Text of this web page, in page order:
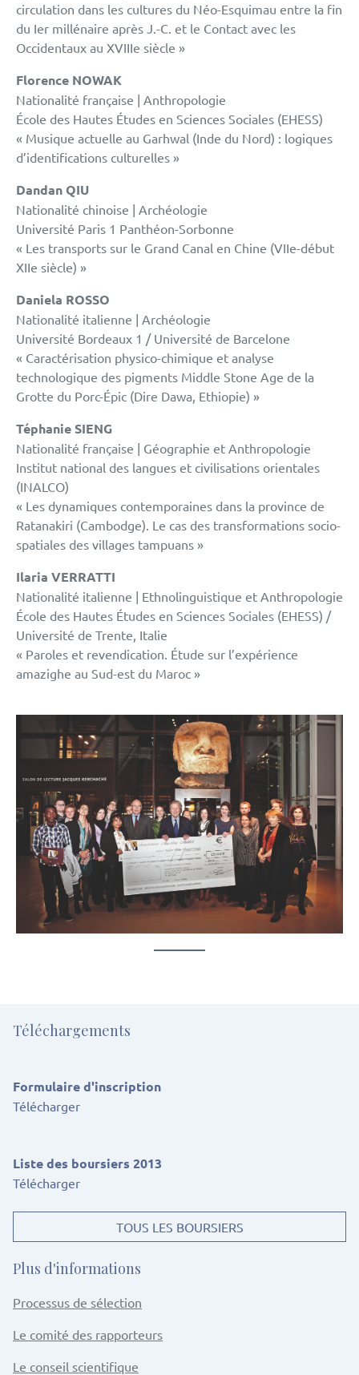
circulation dans les cultures du Néo-Esquimau entre la fin
du Ier millénaire après J.-C. et le Contact avec les
Occidentaux au XVIIIe siècle »
Florence NOWAK
Nationalité française | Anthropologie
École des Hautes Études en Sciences Sociales (EHESS)
« Musique actuelle au Garhwal (Inde du Nord) : logiques
d’identifications culturelles »
Dandan QIU
Nationalité chinoise | Archéologie
Université Paris 1 Panthéon-Sorbonne
« Les transports sur le Grand Canal en Chine (VIIe-début
XIIe siècle) »
Daniela ROSSO
Nationalité italienne | Archéologie
Université Bordeaux 1 / Université de Barcelone
« Caractérisation physico-chimique et analyse
technologique des pigments Middle Stone Age de la
Grotte du Porc-Épic (Dire Dawa, Ethiopie) »
Téphanie SIENG
Nationalité française | Géographie et Anthropologie
Institut national des langues et civilisations orientales
(INALCO)
« Les dynamiques contemporaines dans la province de
Ratanakiri (Cambodge). Le cas des transformations socio-
spatiales des villages tampuans »
Ilaria VERRATTI
Nationalité italienne | Ethnolinguistique et Anthropologie
École des Hautes Études en Sciences Sociales (EHESS) /
Université de Trente, Italie
« Paroles et revendication. Étude sur l’expérience
amazighe au Sud-est du Maroc »
Téléchargements
Formulaire d'inscription
Télécharger
Liste des boursiers 2013
Télécharger
TOUS LES BOURSIERS
Plus d'informations
Processus de sélection
Le comité des rapporteurs
Le conseil scientifique